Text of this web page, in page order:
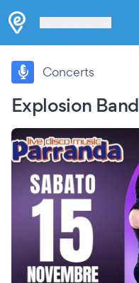
Explosion Band
Concerts